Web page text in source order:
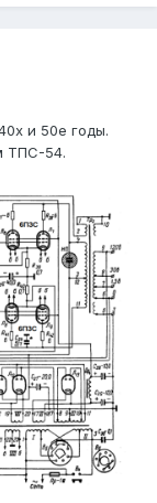
и 50е годы.
ТПС-54.